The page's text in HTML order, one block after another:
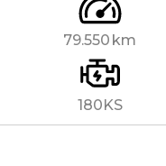
79.550
180KS